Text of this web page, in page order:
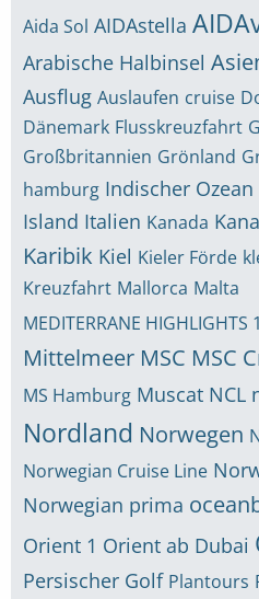
Aida Sol AIDAstella
Arabische Halbinsel
Ausflug Auslaufen cruise
Dänemark Flusskreuzfahrt
Großbritannien Grönland
hamburg Indischer Ozean
Island Italien Kanada
Karibik Kiel Kieler Förde
Kreuzfahrt Mallorca Malta
MEDITERRANE HIGHLIGHTS 1
Mittelmeer MSC MSC
MS Hamburg Muscat NCL
Nordland Norwegen
Norwegian Cruise Line
Norwegian prima
Orient 1 Orient ab Dubai
Persischer Golf Plantours